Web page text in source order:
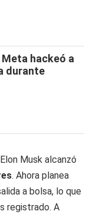
hackeó a
durante
Musk alcanzó
. Ahora planea
a bolsa, lo que
registrado. A